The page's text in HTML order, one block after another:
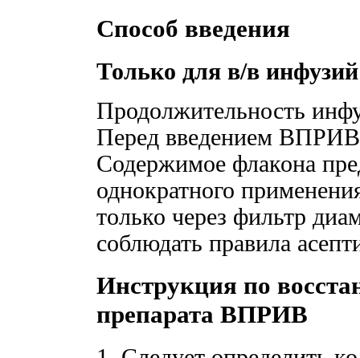
Способ введения
Только для в/в
Продолжительность
Перед введением ВПРИВ
Содержимое флакона
однократного
только через фильтр
соблюдать правила
Инструкция по
препарата ВПРИВ